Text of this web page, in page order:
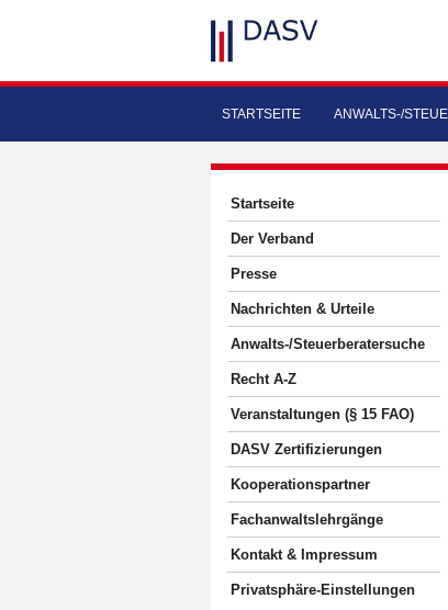
STARTSEITE ANWALTS-/
Startseite
Der Verband
Presse
Nachrichten & Urteile
Anwalts-/Steuerberatersuche
Recht A-Z
Veranstaltungen (§ 15 FAO)
DASV Zertifizierungen
Kooperationspartner
Fachanwaltslehrgänge
Kontakt & Impressum
Privatsphäre-Einstellungen